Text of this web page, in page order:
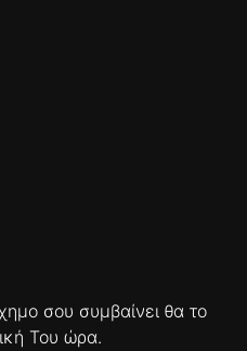
σου συμβαίνει θα το
Του ώρα.